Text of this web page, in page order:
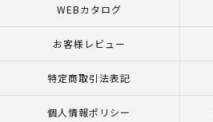
WEBカタログ
お客様レビュー
特定商取引法表記
個人情報ポリシー